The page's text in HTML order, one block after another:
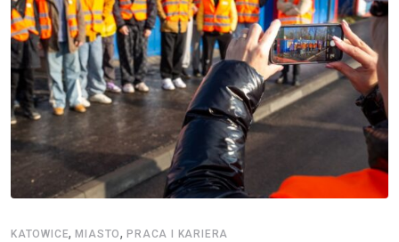
KATOWICE,MIASTO,PRACA I KARIERA